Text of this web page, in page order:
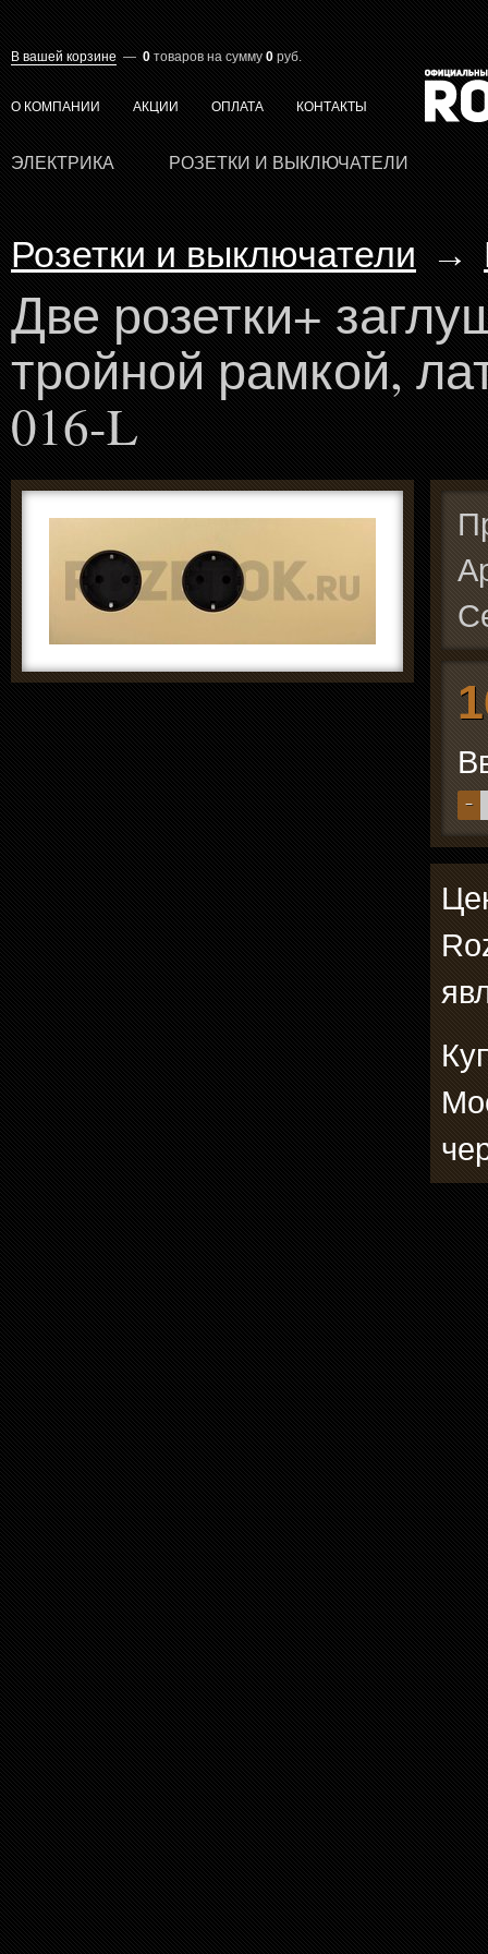
В вашей корзине — 0 товаров на сумму 0 руб.
О КОМПАНИИ АКЦИИ ОПЛАТА КОНТАКТЫ
ЭЛЕКТРИКА РОЗЕТКИ И ВЫКЛЮЧАТЕЛИ
Розетки и выключатели →
Две розетки+
тройной рамкой,
016-L
−